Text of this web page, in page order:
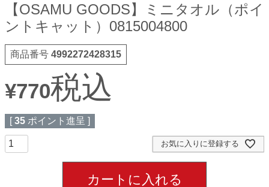
【OSAMU GOODS】ミニタオル（ポイ
ントキャット）0815004800
商品番号 4992272428315
¥770税込
[ 35 ポイント進呈 ]
お気に入りに登録する
カートに入れる